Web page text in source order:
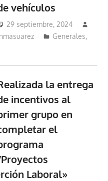
vehículos
29 septiembre, 2024
Generales,
la entrega
incentivos al
grupo en
el
Laboral»